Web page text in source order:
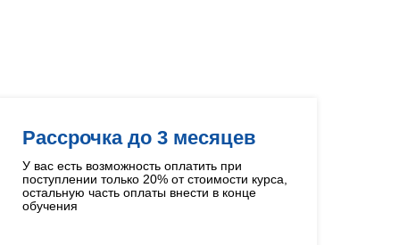
Рассрочка до 3 месяцев
У вас есть возможность оплатить при
поступлении только 20% от стоимости курса,
остальную часть оплаты внести в конце
обучения